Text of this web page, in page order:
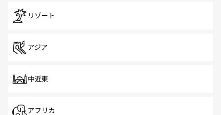
リゾート
アジア
中近東
アフリカ